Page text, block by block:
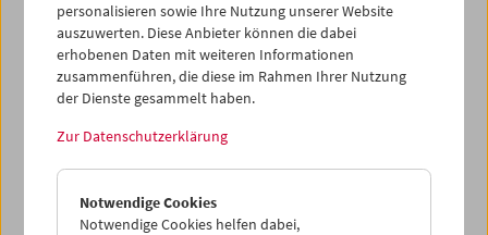
personalisieren sowie Ihre Nutzung unserer Website
auszuwerten. Diese Anbieter können die dabei
erhobenen Daten mit weiteren Informationen
zusammenführen, die diese im Rahmen Ihrer Nutzung
der Dienste gesammelt haben.
Zur Datenschutzerklärung
Notwendige Cookies
Notwendige Cookies helfen dabei,